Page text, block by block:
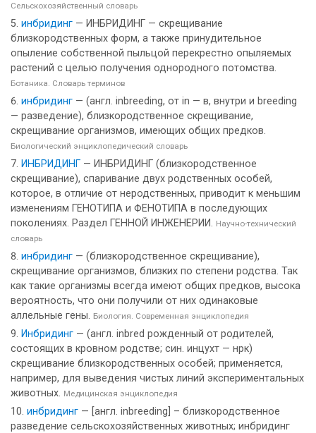
Сельскохозяйственный словарь
инбридинг — ИНБРИДИНГ — скрещивание
близкородственных форм, а также принудительное
опыление собственной пыльцой перекрестно опыляемых
растений с целью получения однородного потомства.
Ботаника. Словарь терминов
инбридинг — (англ. inbreeding, от in — в, внутри и breeding
— разведение), близкородственное скрещивание,
скрещивание организмов, имеющих общих предков.
Биологический энциклопедический словарь
ИНБРИДИНГ — ИНБРИДИНГ (близкородственное
скрещивание), спаривание двух родственных особей,
которое, в отличие от неродственных, приводит к меньшим
изменениям ГЕНОТИПА и ФЕНОТИПА в последующих
поколениях. Раздел ГЕННОЙ ИНЖЕНЕРИИ. Научно-технический
словарь
инбридинг — (близкородственное скрещивание),
скрещивание организмов, близких по степени родства. Так
как такие организмы всегда имеют общих предков, высока
вероятность, что они получили от них одинаковые
аллельные гены. Биология. Современная энциклопедия
Инбридинг — (англ. inbred рожденный от родителей,
состоящих в кровном родстве; син. инцухт — нрк)
скрещивание близкородственных особей; применяется,
например, для выведения чистых линий экспериментальных
животных. Медицинская энциклопедия
инбридинг — [англ. inbreeding] – близкородственное
разведение сельскохозяйственных животных; инбридинг